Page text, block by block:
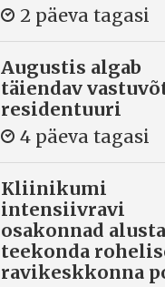
2 päeva tagasi
Augustis algab
täiendav
residentuuri
4 päeva tagasi
Kliinikumi
intensiivravi
osakonnad
teekonda
ravikeskkonna